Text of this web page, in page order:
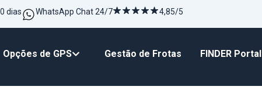
dias WhatsApp Chat 24/7 4,85/5
Opções de GPS Gestão de Frotas FINDER Portal